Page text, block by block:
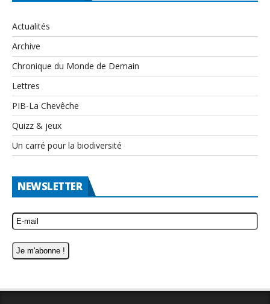
Actualités
Archive
Chronique du Monde de Demain
Lettres
PIB-La Chevêche
Quizz & jeux
Un carré pour la biodiversité
NEWSLETTER